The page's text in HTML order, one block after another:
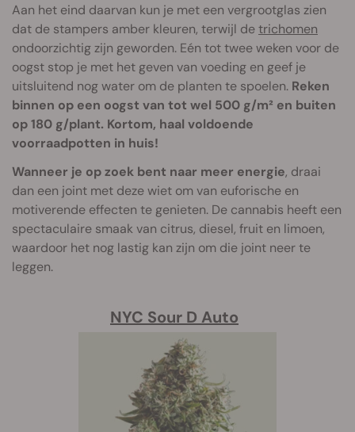
Aan het eind daarvan kun je met een vergrootglas zien
dat de stampers amber kleuren, terwijl detrichomen
ondoorzichtig zijn geworden. Eén tot twee weken voor de
oogst stop je met het geven van voeding en geef je
uitsluitend nog water om de planten te spoelen. Reken
binnen op een oogst van tot wel 500 g/m² en buiten
op 180 g/plant. Kortom, haal voldoende
voorraadpotten in huis!
Wanneer je op zoek bent naar meer energie, draai
dan een joint met deze wiet om van euforische en
motiverende effecten te genieten. De cannabis heeft een
spectaculaire smaak van citrus, diesel, fruit en limoen,
waardoor het nog lastig kan zijn om die joint neer te
leggen.
NYC Sour D Auto